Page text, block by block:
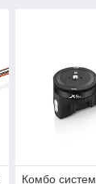
Комбо